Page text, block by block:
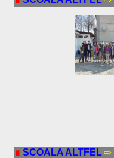
∎ SCOALA ALTFEL ⇨